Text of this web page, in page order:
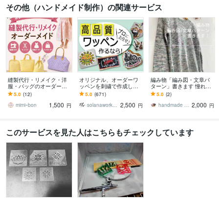
その他（ハンドメイド制作）の関連サービス
縫製代行・リメイク・洋
服・バッグのオーダー承
ります あなたの「こんな
のあったら良いな❣️」を形
にします。
5.0 (12)
mimiｰbon
1,500 円
オリジナル、オーダーワ
ッペンを刺繍で作成しま
す 特別な一品を。絵柄や
図案、画像を刺繍ワッペ
ンでお作りします。
5.0 (671)
solanaworks ソラナワークス 2,500 円
編み物「編み図・文章パ
ターン」書きます 憧れの
あの作品へのチャレンジ
を応援します！
5.0 (2)
handmade cocoron 2,000 円
このサービスを見た人はこちらもチェックしています